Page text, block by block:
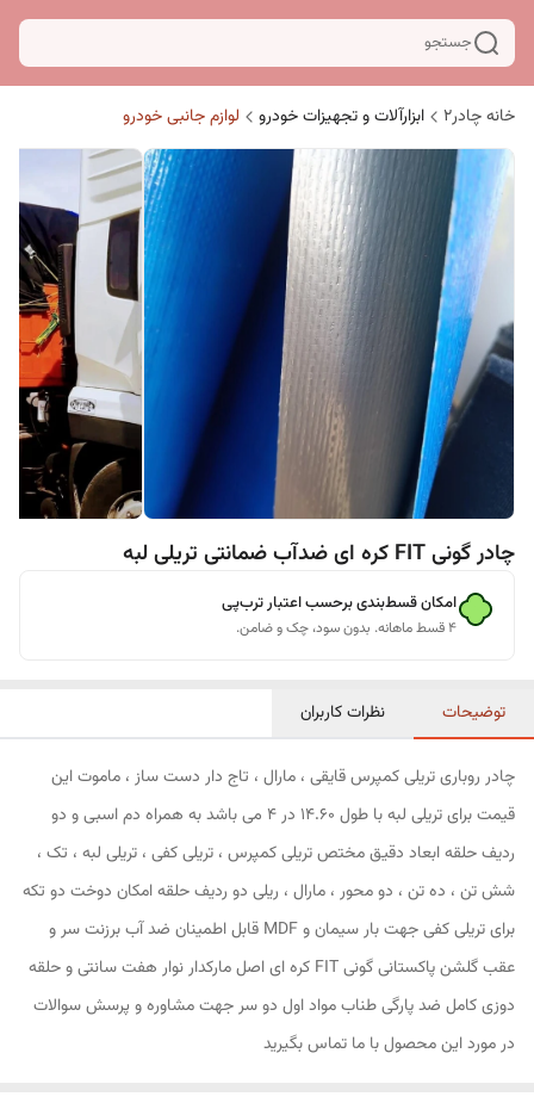
جستجو
خانه چادر۲ ابزارآلات و تجهیزات خودرو لوازم جانبی خودرو
چادر گونی FIT کره ای ضدآب ضمانتی تریلی لبه
امکان قسط‌بندی برحسب اعتبار ترب‌پی
۴ قسط ماهانه. بدون سود، چک و ضامن.
توضیحات نظرات کاربران
چادر روباری تریلی کمپرس قایقی ، مارال ، تاج دار دست ساز ، ماموت این
قیمت برای تریلی لبه با طول 14.60 در 4 می باشد به همراه دم اسبی و دو
ردیف حلقه ابعاد دقیق مختص تریلی کمپرس ، تریلی کفی ، تریلی لبه ، تک ،
شش تن ، ده تن ، دو محور ، مارال ، ریلی دو ردیف حلقه امکان دوخت دو تکه
برای تریلی کفی جهت بار سیمان و MDF قابل اطمینان ضد آب برزنت سر و
عقب گلشن پاکستانی گونی FIT کره ای اصل مارکدار نوار هفت سانتی و حلقه
دوزی کامل ضد پارگی طناب مواد اول دو سر جهت مشاوره و پرسش سوالات
در مورد این محصول با ما تماس بگیرید